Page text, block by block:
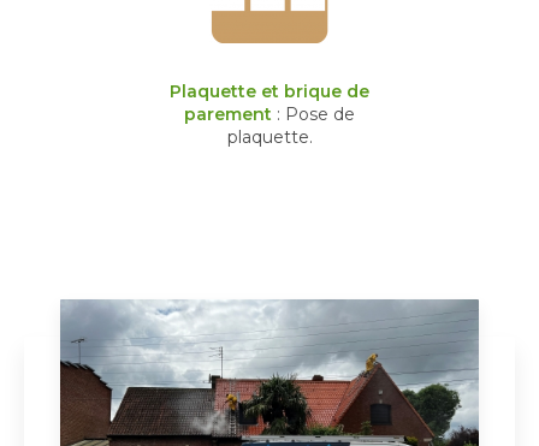
Plaquette et brique de
parement : Pose de
plaquette.